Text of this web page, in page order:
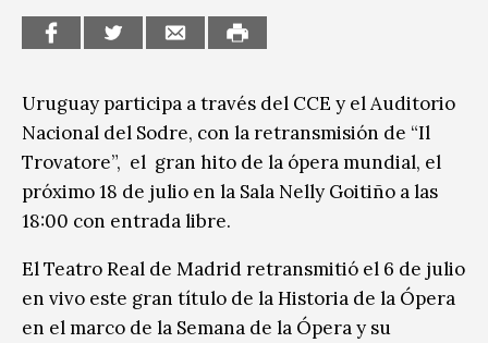
Uruguay participa a través del CCE y el Auditorio
Nacional del Sodre, con la retransmisión de “Il
Trovatore”, el gran hito de la ópera mundial, el
próximo 18 de julio en la Sala Nelly Goitiño a las
18:00 con entrada libre.
El Teatro Real de Madrid retransmitió el 6 de julio
en vivo este gran título de la Historia de la Ópera
en el marco de la Semana de la Ópera y su